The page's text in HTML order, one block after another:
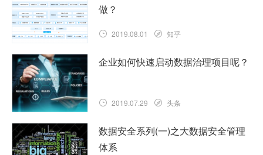
做？
2019.08.01 知乎
企业如何快速启动数据治理项目呢？
2019.07.29 头条
数据安全系列(一)之大数据安全管理
体系